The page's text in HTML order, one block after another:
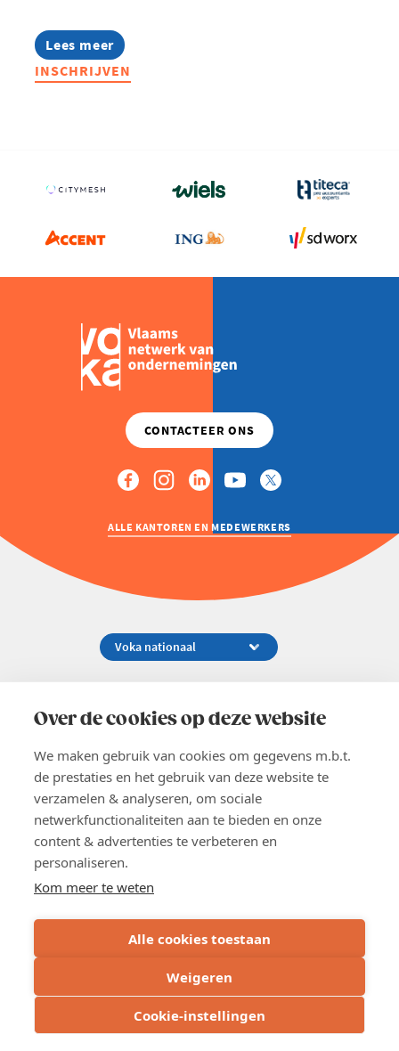
Over de cookies op deze website
We maken gebruik van cookies om gegevens m.b.t.
de prestaties en het gebruik van deze website te
verzamelen & analyseren, om sociale
netwerkfunctionaliteiten aan te bieden en onze
content & advertenties te verbeteren en
personaliseren.
Kom meer te weten
Alle cookies toestaan
Weigeren
Cookie-instellingen
Lees meer
about
Lerend
Netwerk
INSCHRIJVEN
ALLE KANTOREN EN MEDEWERKERS
02 229 81 11
EN
Word lid
Voka 2026
Privacyverklaring
Cookie verklaring
Cookie instellingen
BE 0413.673.821 - RPR: Brussel